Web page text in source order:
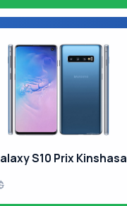
S10 Prix Kinshasa